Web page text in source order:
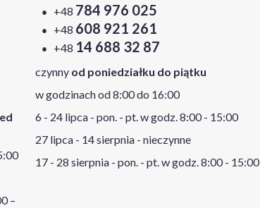
–
+48 784 976 025
+48 608 921 261
+48 14 688 32 87
czynny od poniedziałku do piątku
w godzinach od 8:00 do 16:00
6 - 24 lipca - pon. - pt. w godz. 8:00 - 15:00
27 lipca - 14 sierpnia - nieczynne
17 - 28 sierpnia - pon. - pt. w godz. 8:00 - 15:00